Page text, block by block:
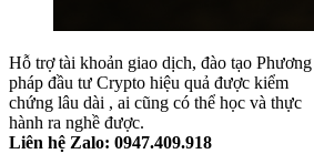
Hỗ trợ tài khoản giao dịch, đào tạo Phương
pháp đầu tư Crypto hiệu quả được kiểm
chứng lâu dài , ai cũng có thể học và thực
hành ra nghề được.
Liên hệ Zalo: 0947.409.918